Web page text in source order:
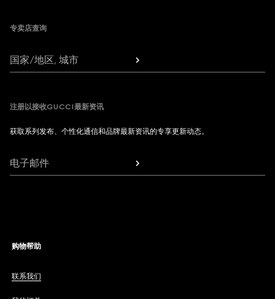
专卖店查询
国家/地区, 城市
注册以接收GUCCI最新资讯
获取系列发布、个性化通信和品牌最新资讯的专享更新动态。
电子邮件
购物帮助
联系我们